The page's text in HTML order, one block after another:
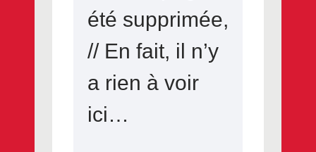
été supprimée,
// En fait, il n’y
a rien à voir
ici…